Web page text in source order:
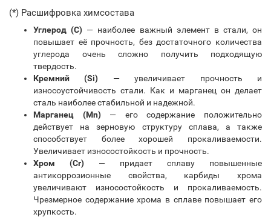
(*) Расшифровка химсостава
Углерод (С) — наиболее важный элемент в стали, он
повышает её прочность, без достаточного количества
углерода очень сложно получить подходящую
твердость.
Кремний (Si) — увеличивает прочность и
износоустойчивость стали. Как и марганец он делает
сталь наиболее стабильной и надежной.
Марганец (Mn)— его содержание положительно
действует на зерновую структуру сплава, а также
способствует более хорошей прокаливаемости.
Увеличивает износостойкость и прочность.
Хром (Cr) — придает сплаву повышенные
антикоррозионные свойства, карбиды хрома
увеличивают износостойкость и прокаливаемость.
Чрезмерное содержание хрома в сплаве повышает его
хрупкость.